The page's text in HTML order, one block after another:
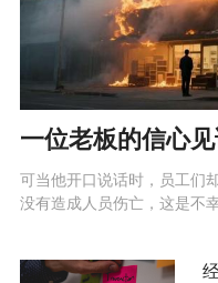
一位老板的信心
可当他开口说话时，员工们
没有造成人员伤亡，这是不